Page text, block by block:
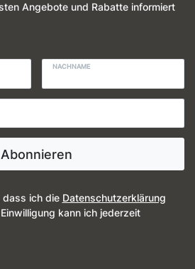
Angebote und Rabatte informiert
NACHNAME
Abonnieren
dass ich die Daten­schutz­erklärung
kann ich jederzeit